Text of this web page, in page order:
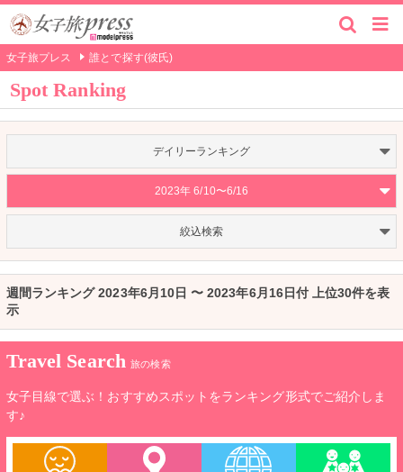
女子旅プレス 誰とで探す(彼氏)
Spot Ranking
デイリーランキング
2023年 6/10〜6/16
絞込検索
週間ランキング 2023年6月10日 〜 2023年6月16日付 上位30件を表
示
Travel Search 旅の検索
女子目線で選ぶ！おすすめスポットをランキング形式でご紹介しま
す♪